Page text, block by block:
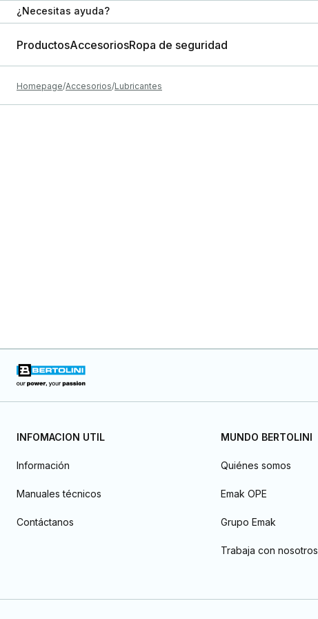
¿Necesitas ayuda?
ProductosAccesoriosRopa de seguridad
Homepage Accesorios Lubricantes
INFOMACION UTIL
Información
Manuales técnicos
Contáctanos
MUNDO BERTOLINI
Quiénes somos
Emak OPE
Grupo Emak
Trabaja con nosotros